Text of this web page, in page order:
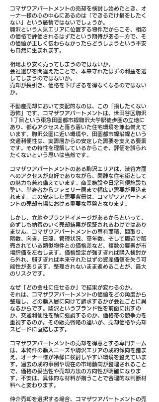
コマザワアパートメントの売却を検討し始めたとき、オ
ーナー様の心の中心にあるのは「できるだけ損をしたく
ない」という感情ではないでしょうか。
駒沢という人気エリアに位置する物件だからこそ、相応
の価格で評価されるはずだという期待がある一方で、そ
の価値が正しく伝わらなかったらどうしようという不安
も自然に生まれます。
相場より安く売ってしまうのではないか。
会社選びを間違えたことで、本来守れたはずの利益を逃
してしまうのではないか。
売却が長引き、価格を下げざるを得なくなるのではない
か。
不動産売却において支配的なのは、この「損したくない
恐怖」です。コマザワアパートメントは、世田谷区駒沢
1丁目という東急田園都市線駒沢大学駅徒歩圏の立地に
あり、都心アクセスと落ち着いた住宅環境を兼ね備えて
います。駒沢公園に近い環境や、田園都市線沿線という
交通利便性は、実需層からの安定した需要を支える要素
です。その特性を理解しているからこそ、評価を誤られ
たくないという思いは当然です。
コマザワアパートメントのある駒沢エリアは、渋谷方面
へのアクセスが良好でありながら、閑静な住宅街として
の魅力も兼ね備えています。商業施設や日常利便施設も
整い、単身者からファミリー層まで幅広い需要が見込ま
れます。この安定した需要背景は、コマザワアパートメ
ントの売却市場における重要な基盤となります。
しかし、立地やブランドイメージがあるからといって、
必ずしも納得のいく売却結果が保証されるわけではあり
ません。コマザワアパートメントの専有面積、間取り、
階数、向き、日照、管理状況、築年数、そして周辺で販
売されている類似物件との価格差など、複数の要素が市
場評価を左右します。価格設定が強すぎれば購入検討か
ら外れ、弱すぎれば本来守れたはずの資産価値を失う可
能性があります。整理されないまま進めることが、最大
のリスクです。
なぜ「どの会社に任せるか」で結果が変わるのか。
それは、コマザワアパートメントの価値をどの角度から
整理し、どの購入層に向けて訴求するかが会社ごとに異
なるからです。駒沢というブランド性を前面に出すの
か、交通利便性を軸に強調するのか、価格帯の競争力を
重視するのか。その販売戦略の違いが、売却価格や売却
スピードに直結します。
コマザワアパートメントの売却を得意とする専門チーム
は、本物件の購入ニーズや駒沢エリアの成約傾向を踏ま
え、オーナー様が冷静に検討しやすい環境を整えていま
す。過去の成約事例や現在の市場動向が整理されること
で、価格の妥当性や売却方法の方向性が明確になりま
す。不安は、具体的な材料が揃うことで合理的な判断材
料へと変わります。
仲介売却を選択する場合、コマザワアパートメントの売